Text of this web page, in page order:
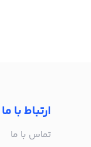
ارتباط با ما
تماس با ما